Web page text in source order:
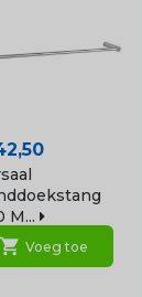
M...
shopping_cart Voeg toe